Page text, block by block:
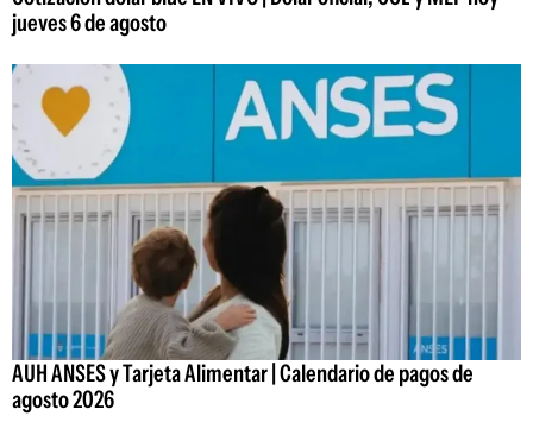
jueves 6 de agosto
AUH ANSES y Tarjeta Alimentar | Calendario de pagos de
agosto 2026